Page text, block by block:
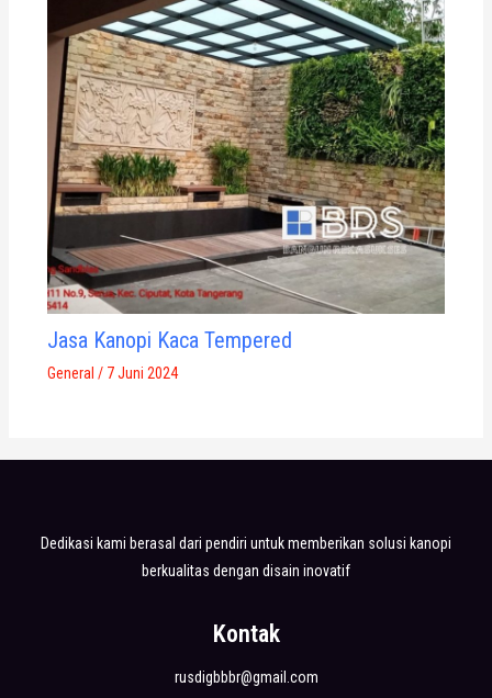
Jasa Kanopi Kaca Tempered
General / 7 Juni 2024
Dedikasi kami berasal dari pendiri untuk memberikan solusi kanopi
berkualitas dengan disain inovatif
Kontak
rusdigbbbr@gmail.com